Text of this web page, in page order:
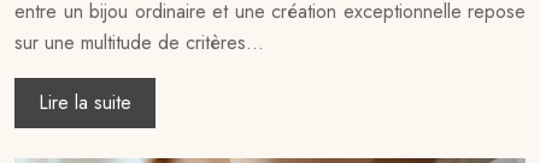
entre un bijou ordinaire et une création exceptionnelle repose
sur une multitude de critères…
Lire la suite